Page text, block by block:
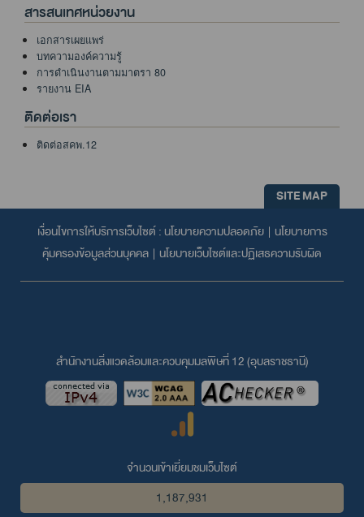
สารสนเทศหน่วยงาน
เอกสารเผยแพร่
บทความองค์ความรู้
การดำเนินงานตามมาตรา 80
รายงาน EIA
ติดต่อเรา
ติดต่อสคพ.12
SITE MAP
เงื่อนไขการให้บริการเว็บไซต์ : นโยบายความปลอดภัย| นโยบายการ
คุ้มครองข้อมูลส่วนบุคคล | นโยบายเว็บไซต์และปฏิเสธความรับผิด
สำนักงานสิ่งแวดล้อมและควบคุมมลพิษที่ 12 (อุบลราชธานี)
จำนวนเข้าเยี่ยมชมเว็บไซต์
1,187,931